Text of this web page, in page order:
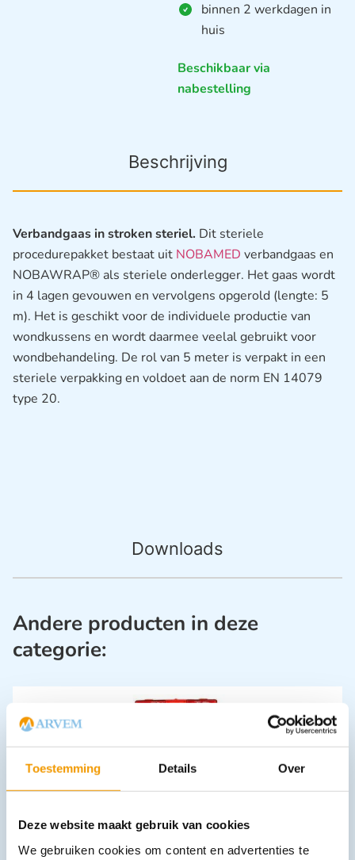
Toestemming Details Over
Deze website maakt gebruik van cookies
We gebruiken cookies om content en advertenties te
binnen 2 werkdagen in
huis
Beschikbaar via
nabestelling
Beschrijving
Downloads
Verbandgaas in stroken steriel. Dit steriele
procedurepakket bestaat uit NOBAMED verbandgaas en
NOBAWRAP® als steriele onderlegger. Het gaas wordt
in 4 lagen gevouwen en vervolgens opgerold (lengte: 5
m). Het is geschikt voor de individuele productie van
wondkussens en wordt daarmee veelal gebruikt voor
wondbehandeling. De rol van 5 meter is verpakt in een
steriele verpakking en voldoet aan de norm EN 14079
type 20.
Andere producten in deze
categorie:
Verbandkoffer Arvem Multi (Sport)evenementen
86.50 excl. btw